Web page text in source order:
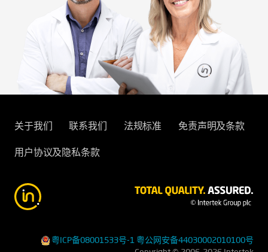
关于我们 联系我们 法规标准 免责声明及条款
用户协议及隐私条款
粤ICP备08001533号-1粤公网安备44030002010100号